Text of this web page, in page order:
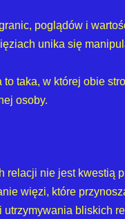
poglądów i
unika się
to taka, w której obie
osoby.
relacji nie jest kwestią
więzi, które
utrzymywania bliskich